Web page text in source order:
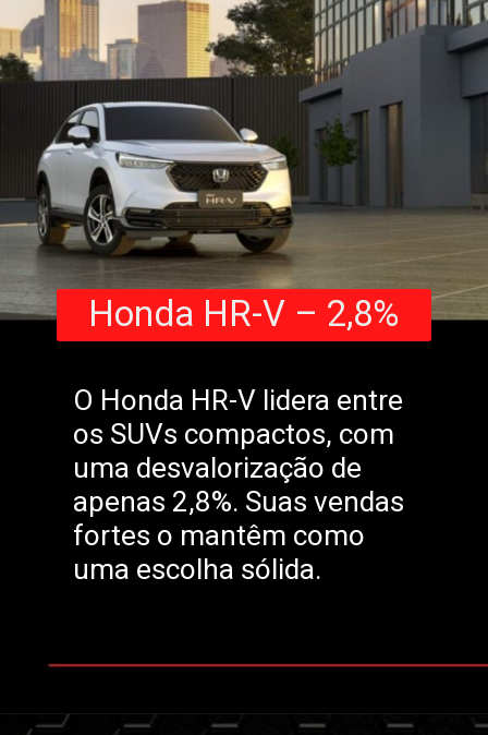
O Honda HR-V lidera entre
os SUVs compactos, com
uma desvalorização de
apenas 2,8%. Suas vendas
fortes o mantêm como
uma escolha sólida.
Honda HR-V – 2,8%